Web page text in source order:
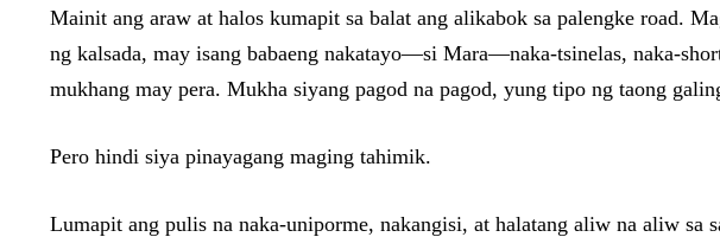
Mainit ang araw at halos kumapit sa balat ang alikabok sa palengke road.
ng kalsada, may isang babaeng nakatayo—si Mara—naka-tsinelas, naka-
mukhang may pera. Mukha siyang pagod na pagod, yung tipo ng taong
Pero hindi siya pinayagang maging tahimik.
Lumapit ang pulis na naka-uniporme, nakangisi, at halatang aliw na aliw sa